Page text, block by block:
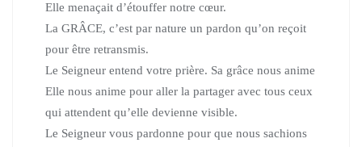
Elle menaçait d’étouffer notre cœur.
La GRÂCE, c’est par nature un pardon qu’on reçoit
pour être retransmis.
Le Seigneur entend votre prière. Sa grâce nous anime
Elle nous anime pour aller la partager avec tous ceux
qui attendent qu’elle devienne visible.
Le Seigneur vous pardonne pour que nous sachions